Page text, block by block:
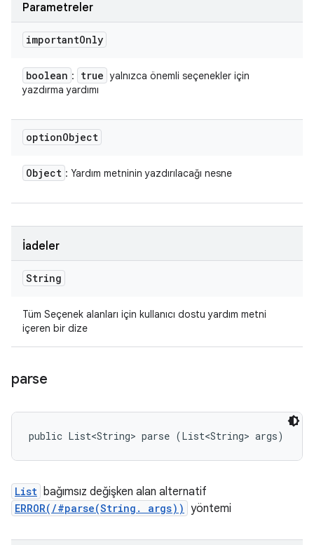
Parametreler
importantOnly
boolean : true yalnızca önemli seçenekler için
yazdırma yardımı
optionObject
Object : Yardım metninin yazdırılacağı nesne
İadeler
String
Tüm Seçenek alanları için kullanıcı dostu yardım metni
içeren bir dize
parse
public List<String> parse (List<String> args)
List bağımsız değişken alan alternatif
ERROR(/#parse(String. args)) yöntemi